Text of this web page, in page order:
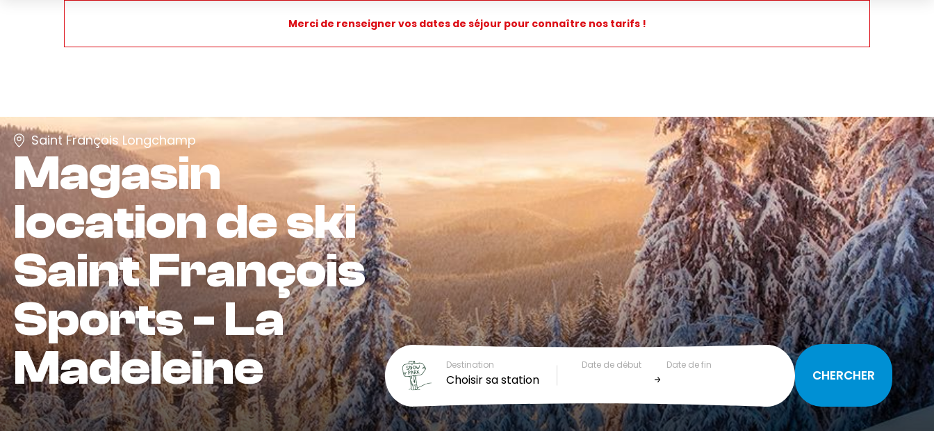
Merci de renseigner vos dates de séjour pour connaître nos tarifs !
Saint François Longchamp
Magasin
location de ski
Saint François
Sports - La
Madeleine
Destination
Choisir sa station
Date de début Date de fin